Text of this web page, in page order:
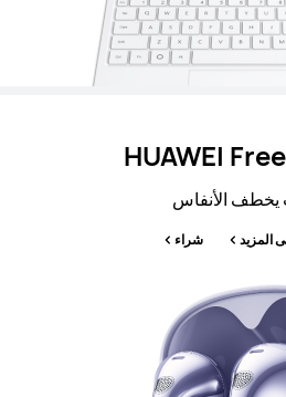
HUAWEI
الأنفاس
المزيد شراء